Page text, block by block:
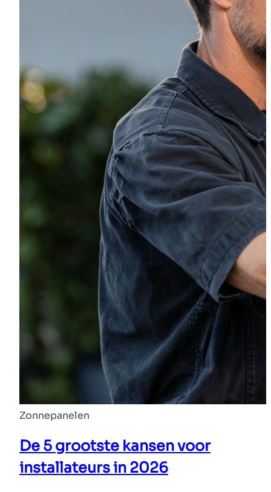
Zonnepanelen
De 5 grootste kansen voor
installateurs in 2026